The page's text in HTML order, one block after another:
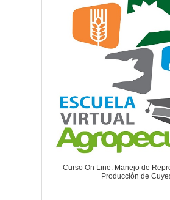
Curso On Line: Manejo de
Producción de